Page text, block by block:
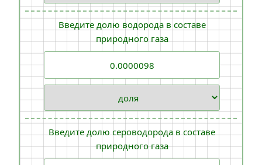
Введите долю водорода в составе
природного газа
Введите долю сероводорода в составе
природного газа